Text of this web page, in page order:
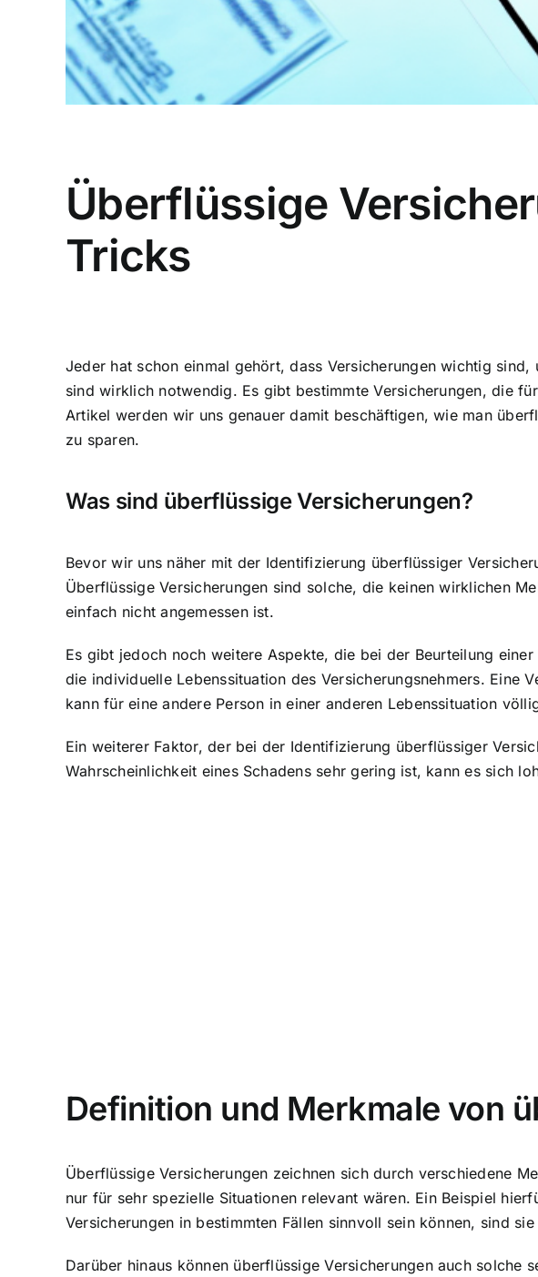
Überflüssige
Tricks
Jeder hat schon einmal gehört, dass Versicherungen wichtig
sind wirklich notwendig. Es gibt bestimmte Versicherungen, die
Artikel werden wir uns genauer damit beschäftigen, wie man
zu sparen.
Was sind überflüssige Versicherungen?
Bevor wir uns näher mit der Identifizierung überflüssiger
Überflüssige Versicherungen sind solche, die keinen wirklichen
einfach nicht angemessen ist.
Es gibt jedoch noch weitere Aspekte, die bei der Beurteilung
die individuelle Lebenssituation des Versicherungsnehmers. Eine
kann für eine andere Person in einer anderen Lebenssituation
Ein weiterer Faktor, der bei der Identifizierung überflüssiger
Wahrscheinlichkeit eines Schadens sehr gering ist, kann es sich
Definition und Merkmale von
Überflüssige Versicherungen zeichnen sich durch verschiedene
nur für sehr spezielle Situationen relevant wären. Ein Beispiel
Versicherungen in bestimmten Fällen sinnvoll sein können, sind
Darüber hinaus können überflüssige Versicherungen auch